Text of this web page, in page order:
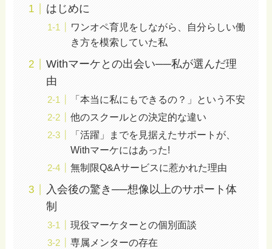
はじめに
ワンオペ育児をしながら、自分らしい働
き方を模索していた私
Withマーケとの出会い──私が選んだ理
由
「本当に私にもできるの？」という不安
他のスクールとの決定的な違い
「活躍」までを見据えたサポートが、
Withマーケにはあった!
無制限Q&Aサービスに惹かれた理由
入会後の驚き──想像以上のサポート体
制
現役マーケターとの個別面談
専属メンターの存在